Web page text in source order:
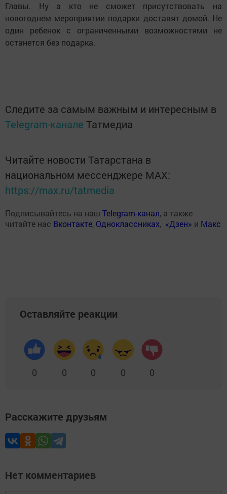
Главы. Ну а кто не сможет присутствовать на
новогоднем мероприятии подарки доставят домой. Не
один ребенок с ограниченными возможностями не
останется без подарка.
Следите за самым важным и интересным в
Telegram-канале Татмедиа
Читайте новости Татарстана в
национальном мессенджере MАХ:
https://max.ru/tatmedia
Подписывайтесь на наш Telegram-канал, а также
читайте нас Вконтакте, Одноклассниках, «Дзен» и Макс
Оставляйте реакции
0 0 0 0 0
Расскажите друзьям
Нет комментариев